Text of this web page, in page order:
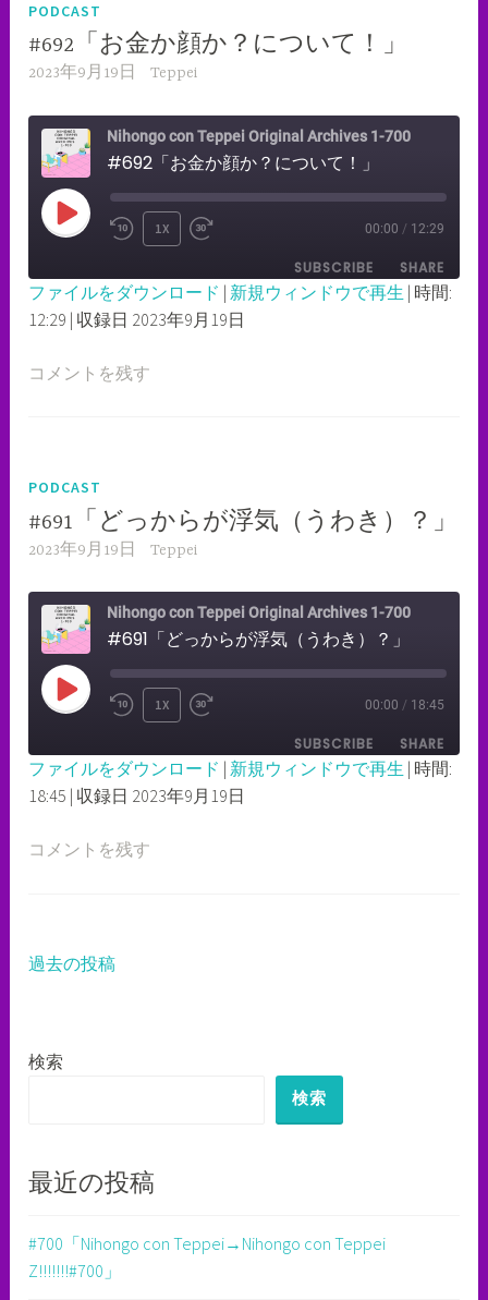
PODCAST
#692「お金か顔か？について！」
2023年9月19日 Teppei
Nihongo con Teppei Original Archives 1-700
#692「お金か顔か？について！」
PLAY
REWIND
10
SECONDS
1X
FAST
FORWARD
30
00:00 / 12:29
SUBSCRIBE SHARE
SHARE
LINK
ファイルをダウンロード | 新規ウィンドウで再生 | 時間:
12:29 | 収録日 2023年9月19日
コメントを残す
PODCAST
#691「どっからが浮気（うわき）？」
2023年9月19日 Teppei
Nihongo con Teppei Original Archives 1-700
#691「どっからが浮気（うわき）？」
PLAY
REWIND
10
SECONDS
1X
FAST
FORWARD
30
00:00 / 18:45
SUBSCRIBE SHARE
SHARE
LINK
ファイルをダウンロード | 新規ウィンドウで再生 | 時間:
18:45 | 収録日 2023年9月19日
コメントを残す
投
ナ
ー
ョ
ン
過去の投稿
検索
検索
最近の投稿
#700「Nihongo con Teppei→Nihongo con Teppei
Z!!!!!!!#700」